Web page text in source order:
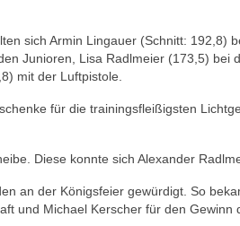
sich Armin Lingauer (Schnitt: 192,8)
Junioren, Lisa Radlmeier (173,5) bei
mit der Luftpistole.
für die trainingsfleißigsten
Diese konnte sich Alexander
an der Königsfeier gewürdigt. So
und Michael Kerscher für den Gewinn